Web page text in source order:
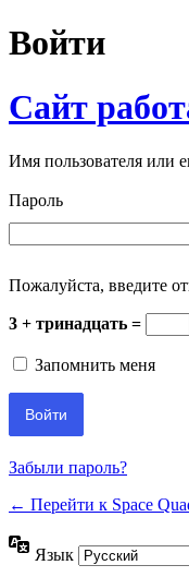
Войти
Сайт
Имя пользователя или
Пароль
Пожалуйста, введите
3 + тринадцать =
Запомнить меня
Забыли пароль?
← Перейти к Space
Язык